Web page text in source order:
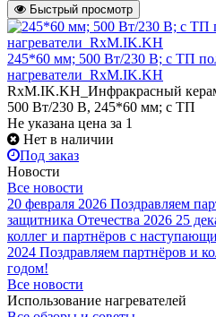
Быстрый просмотр
245*60 мм; 500 Вт/230 В; с ТП
нагреватели_RxM.IK.KH
RxM.IK.KH_Инфракрасный
500 Вт/230 В, 245*60 мм; с ТП
Не указана цена за 1
Нет в наличии
Под заказ
Новости
Все новости
20 февраля 2026 Поздравляем
защитника Отечества 2026 25
коллег и партнёров с
2024 Поздравляем партнёров и
годом!
Все новости
Использование нагревателей